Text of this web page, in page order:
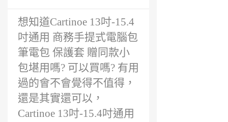
想知道Cartinoe 13吋-15.4
吋通用 商務手提式電腦包
筆電包 保護套 贈同款小
包堪用嗎? 可以買嗎? 有用
過的會不會覺得不值得，
還是其實還可以，
Cartinoe 13吋-15.4吋通用